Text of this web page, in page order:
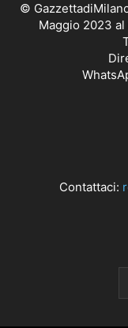
©
Maggio 2023
Contattaci: